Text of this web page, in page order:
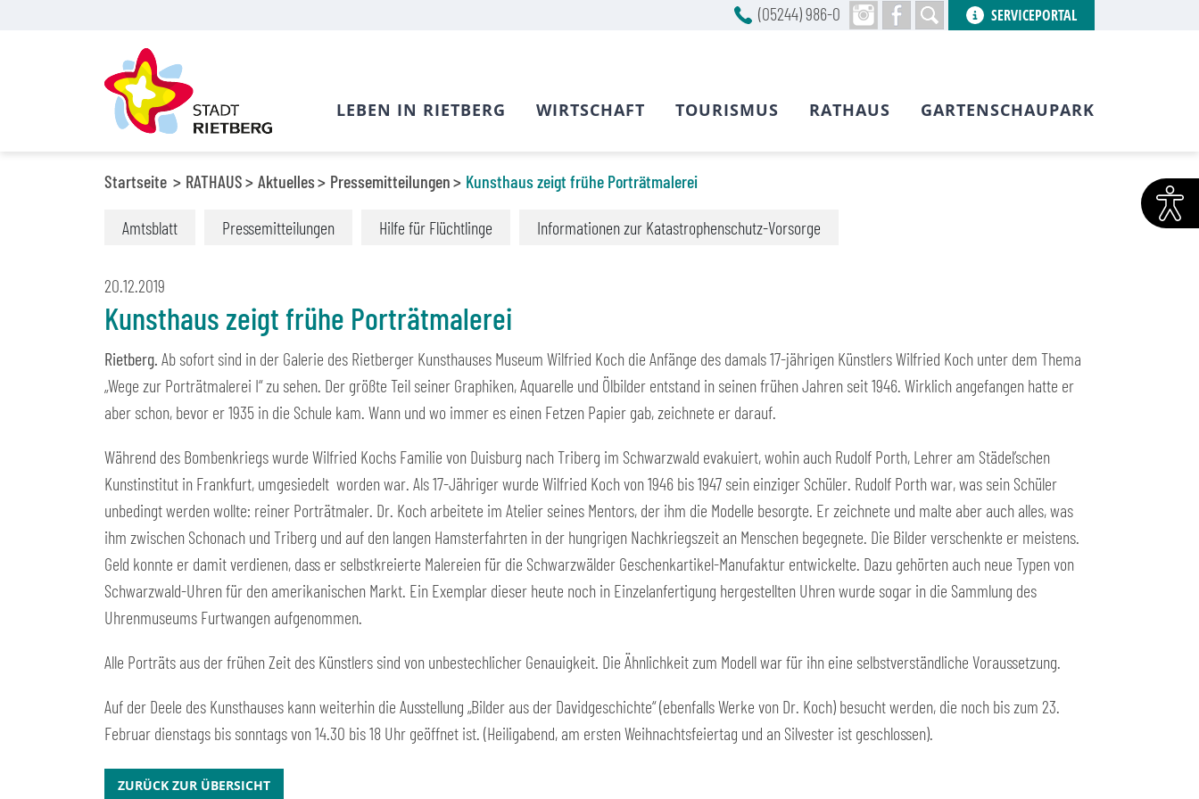
Startseite RATHAUS Aktuelles Pressemitteilungen Kunsthaus zeigt frühe Porträtmalerei
Amtsblatt Pressemitteilungen Hilfe für Flüchtlinge Informationen zur Katastrophenschutz-Vorsorge
20.12.2019
Kunsthaus zeigt frühe Porträtmalerei
Rietberg. Ab sofort sind in der Galerie des Rietberger Kunsthauses Museum Wilfried Koch die Anfänge des damals 17-jährigen Künstlers Wilfried Koch unter dem Thema
„Wege zur Porträtmalerei I“ zu sehen. Der größte Teil seiner Graphiken, Aquarelle und Ölbilder entstand in seinen frühen Jahren seit 1946. Wirklich angefangen hatte er
aber schon, bevor er 1935 in die Schule kam. Wann und wo immer es einen Fetzen Papier gab, zeichnete er darauf.
Während des Bombenkriegs wurde Wilfried Kochs Familie von Duisburg nach Triberg im Schwarzwald evakuiert, wohin auch Rudolf Porth, Lehrer am Städel’schen
Kunstinstitut in Frankfurt, umgesiedelt worden war. Als 17-Jähriger wurde Wilfried Koch von 1946 bis 1947 sein einziger Schüler. Rudolf Porth war, was sein Schüler
unbedingt werden wollte: reiner Porträtmaler. Dr. Koch arbeitete im Atelier seines Mentors, der ihm die Modelle besorgte. Er zeichnete und malte aber auch alles, was
ihm zwischen Schonach und Triberg und auf den langen Hamsterfahrten in der hungrigen Nachkriegszeit an Menschen begegnete. Die Bilder verschenkte er meistens.
Geld konnte er damit verdienen, dass er selbstkreierte Malereien für die Schwarzwälder Geschenkartikel-Manufaktur entwickelte. Dazu gehörten auch neue Typen von
Schwarzwald-Uhren für den amerikanischen Markt. Ein Exemplar dieser heute noch in Einzelanfertigung hergestellten Uhren wurde sogar in die Sammlung des
Uhrenmuseums Furtwangen aufgenommen.
Alle Porträts aus der frühen Zeit des Künstlers sind von unbestechlicher Genauigkeit. Die Ähnlichkeit zum Modell war für ihn eine selbstverständliche Voraussetzung.
Auf der Deele des Kunsthauses kann weiterhin die Ausstellung „Bilder aus der Davidgeschichte“ (ebenfalls Werke von Dr. Koch) besucht werden, die noch bis zum 23.
Februar dienstags bis sonntags von 14.30 bis 18 Uhr geöffnet ist. (Heiligabend, am ersten Weihnachtsfeiertag und an Silvester ist geschlossen).
ZURÜCK ZUR ÜBERSICHT
(05244) 986-0 SERVICEPORTAL
LEBEN IN RIETBERG WIRTSCHAFT TOURISMUS RATHAUS GARTENSCHAUPARK